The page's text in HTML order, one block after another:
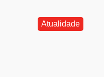
Atualidade